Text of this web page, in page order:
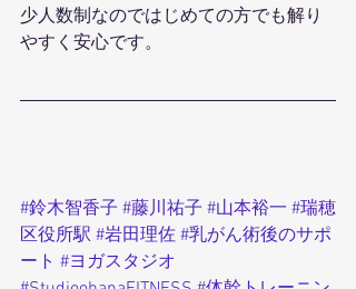
少人数制なのではじめての方でも解り
やすく安心です。
#鈴木智香子 #藤川祐子 #山本裕一 #瑞穂
区役所駅 #岩田理佐 #乳がん術後のサポ
ート #ヨガスタジオ